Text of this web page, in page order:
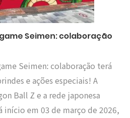
Seimen: colaboração
Seimen: colaboração terá
e ações especiais! A
Ball Z e a rede japonesa
início em 03 de março de 2026,